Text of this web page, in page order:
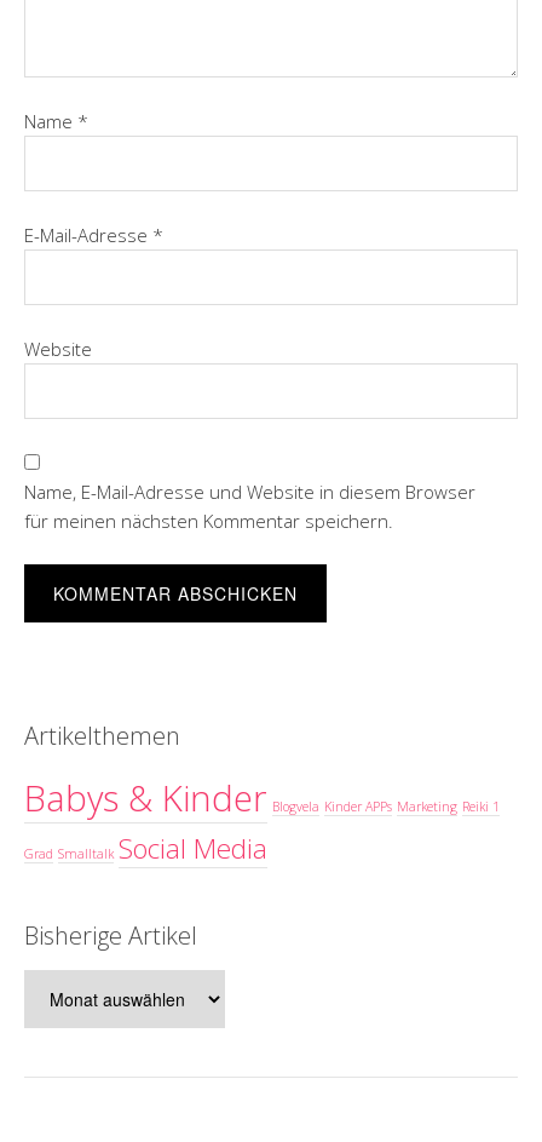
Name *
E-Mail-Adresse *
Website
Name, E-Mail-Adresse und Website in diesem Browser
für meinen nächsten Kommentar speichern.
Artikelthemen
Babys & Kinder Blogvela Kinder APPs Marketing Reiki 1
Grad Smalltalk Social Media
Bisherige Artikel
Artikel